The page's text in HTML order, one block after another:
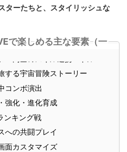
ターたちと、スタイリッシュな
で楽しめる主な要素（一
する宇宙冒険ストーリー
コンボ演出
強化・進化育成
ンキング戦
への共闘プレイ
面カスタマイズ